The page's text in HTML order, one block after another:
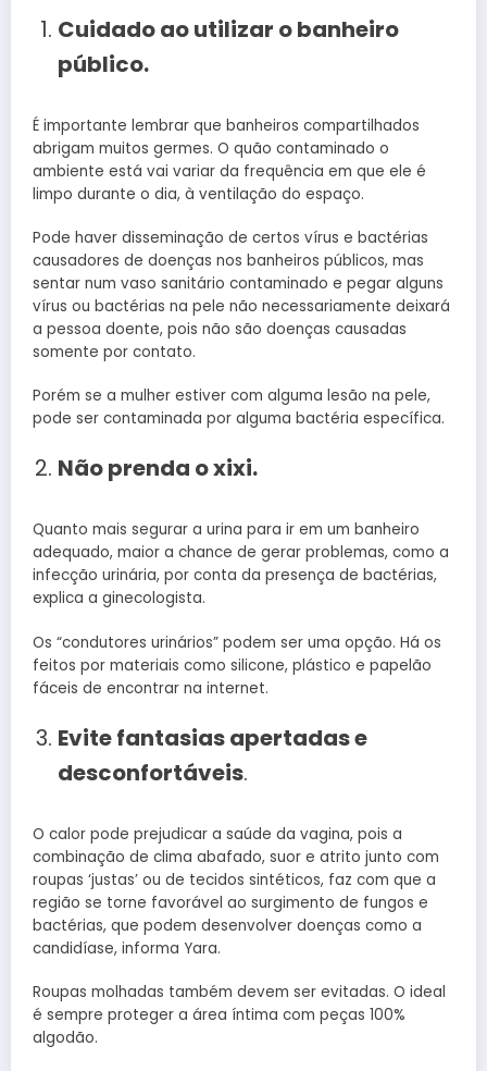
Cuidado ao utilizar o banheiro
público.
É importante lembrar que banheiros compartilhados
abrigam muitos germes. O quão contaminado o
ambiente está vai variar da frequência em que ele é
limpo durante o dia, à ventilação do espaço.
Pode haver disseminação de certos vírus e bactérias
causadores de doenças nos banheiros públicos, mas
sentar num vaso sanitário contaminado e pegar alguns
vírus ou bactérias na pele não necessariamente deixará
a pessoa doente, pois não são doenças causadas
somente por contato.
Porém se a mulher estiver com alguma lesão na pele,
pode ser contaminada por alguma bactéria específica.
Não prenda o xixi.
Quanto mais segurar a urina para ir em um banheiro
adequado, maior a chance de gerar problemas, como a
infecção urinária, por conta da presença de bactérias,
explica a ginecologista.
Os “condutores urinários” podem ser uma opção. Há os
feitos por materiais como silicone, plástico e papelão
fáceis de encontrar na internet.
Evite fantasias apertadas e
desconfortáveis.
O calor pode prejudicar a saúde da vagina, pois a
combinação de clima abafado, suor e atrito junto com
roupas ‘justas’ ou de tecidos sintéticos, faz com que a
região se torne favorável ao surgimento de fungos e
bactérias, que podem desenvolver doenças como a
candidíase, informa Yara.
Roupas molhadas também devem ser evitadas. O ideal
é sempre proteger a área íntima com peças 100%
algodão.